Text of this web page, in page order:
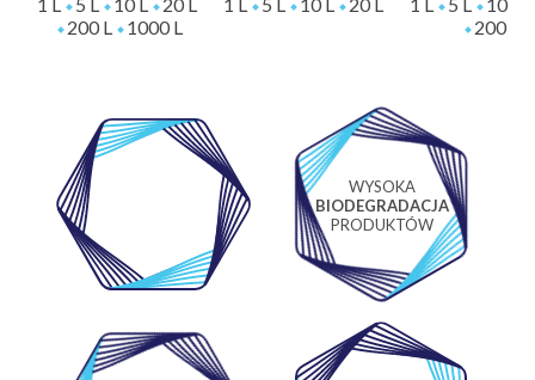
200 L
1000 L
200 L
WYSOKA
BIODEGRADACJA
PRODUKTÓW